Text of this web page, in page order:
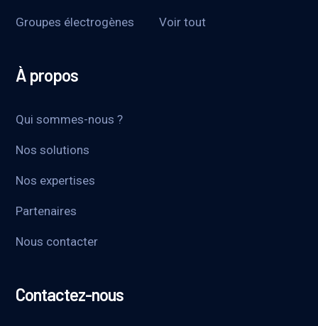
Groupes électrogènes Voir tout
À propos
Qui sommes-nous ?
Nos solutions
Nos expertises
Partenaires
Nous contacter
Contactez-nous